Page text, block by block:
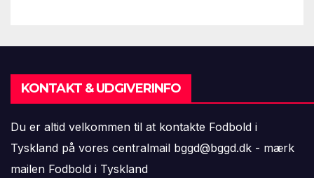
KONTAKT & UDGIVERINFO
Du er altid velkommen til at kontakte Fodbold i
Tyskland på vores centralmail bggd@bggd.dk - mærk
mailen Fodbold i Tyskland